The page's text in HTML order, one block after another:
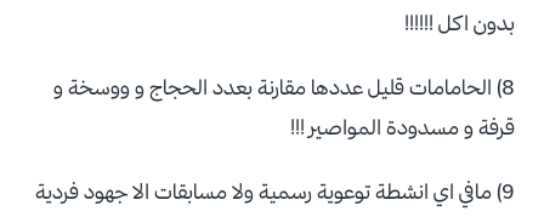
بدون اكل !!!!!!
8) الحامامات قليل عددها مقارنة بعدد الحجاج و ووسخة و
قرفة و مسدودة المواصير !!!
9) مافي اي انشطة توعوية رسمية ولا مسابقات الا جهود فردية